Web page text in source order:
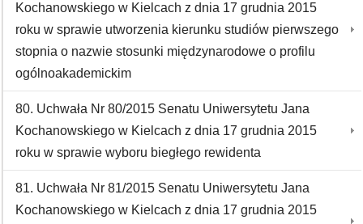
Kochanowskiego w Kielcach z dnia 17 grudnia 2015
roku w sprawie utworzenia kierunku studiów pierwszego
stopnia o nazwie stosunki międzynarodowe o profilu
ogólnoakademickim
80. Uchwała Nr 80/2015 Senatu Uniwersytetu Jana
Kochanowskiego w Kielcach z dnia 17 grudnia 2015
roku w sprawie wyboru biegłego rewidenta
81. Uchwała Nr 81/2015 Senatu Uniwersytetu Jana
Kochanowskiego w Kielcach z dnia 17 grudnia 2015